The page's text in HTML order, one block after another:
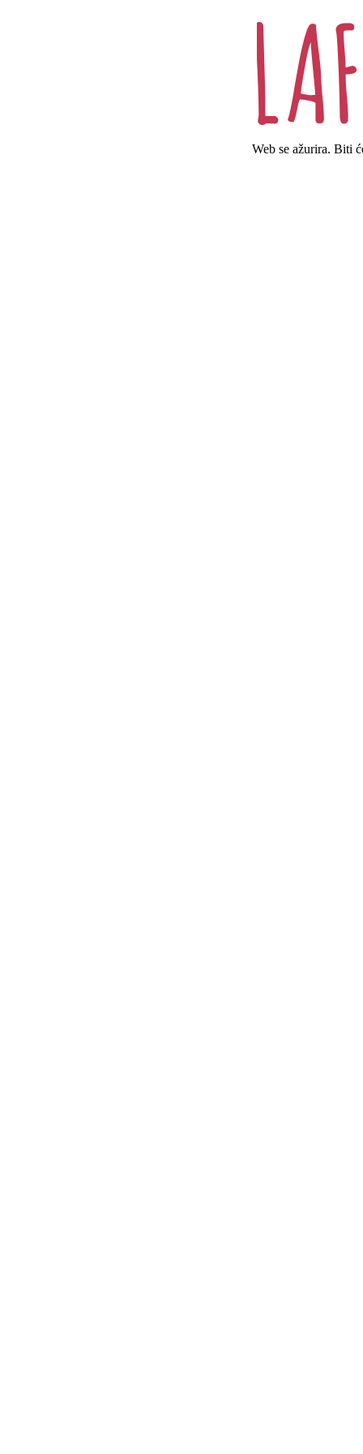
Web se ažurira. Biti